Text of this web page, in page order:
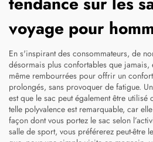
voyage pour
En s'inspirant des consommateurs, de
désormais plus confortables que jamais,
même rembourrées pour offrir un
prolongés, sans provoquer de fatigue.
est que le sac peut également être utilisé
telle polyvalence est remarquable, car
façon dont vous portez le sac selon
salle de sport, vous préférerez peut-être